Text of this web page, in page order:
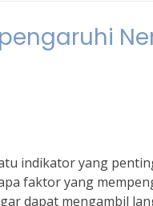
indikator yang
faktor yang
dapat mengambil